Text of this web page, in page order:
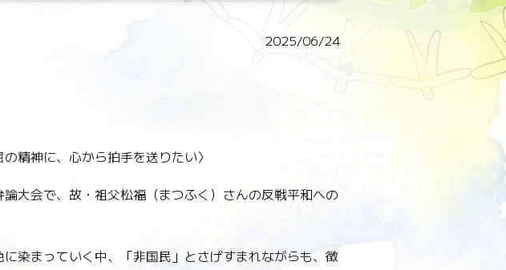
2025/06/24
精神に、心から拍手を送りたい〉
大会で、故・祖父松福（まつふく）さんの反戦平和への
染まっていく中、「非国民」とさげすまれながらも、徴